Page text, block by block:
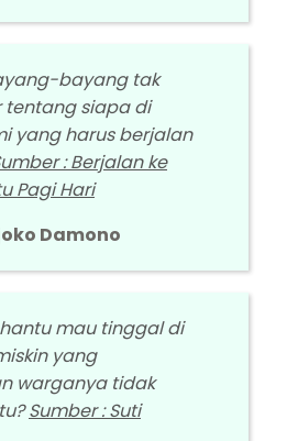
bayang tak
tentang siapa di
yang harus berjalan
: Berjalan ke
Pagi Hari
Damono
mau tinggal di
yang
warganya tidak
Sumber : Suti